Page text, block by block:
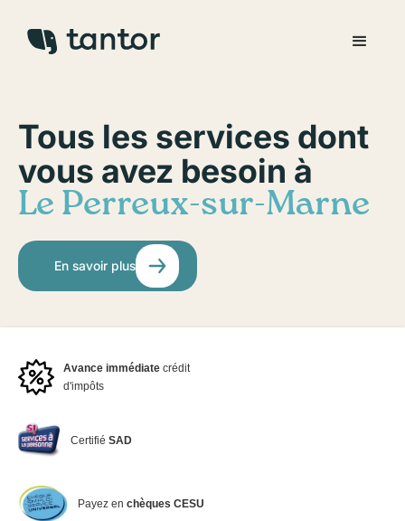
Tous les services dont
vous avez besoin à
Le Perreux-sur-Marne
En savoir plus
Avance immédiate crédit
d'impôts
CertifiéSAD
Payez en chèques CESU